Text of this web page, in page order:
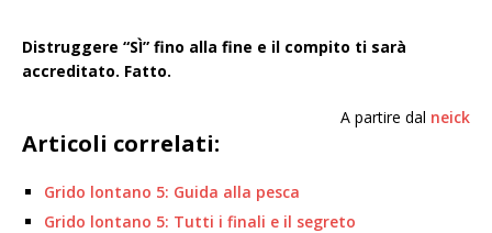
Distruggere “SÌ” fino alla fine e il compito ti sarà
accreditato. Fatto.
A partire dal neick
Articoli correlati:
Grido lontano 5: Guida alla pesca
Grido lontano 5: Tutti i finali e il segreto